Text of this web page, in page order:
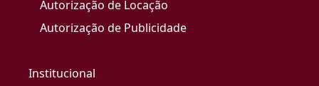
Autorização de Locação
Autorização de Publicidade
Institucional